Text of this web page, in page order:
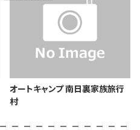
オートキャンプ 南日裏家族旅行
村